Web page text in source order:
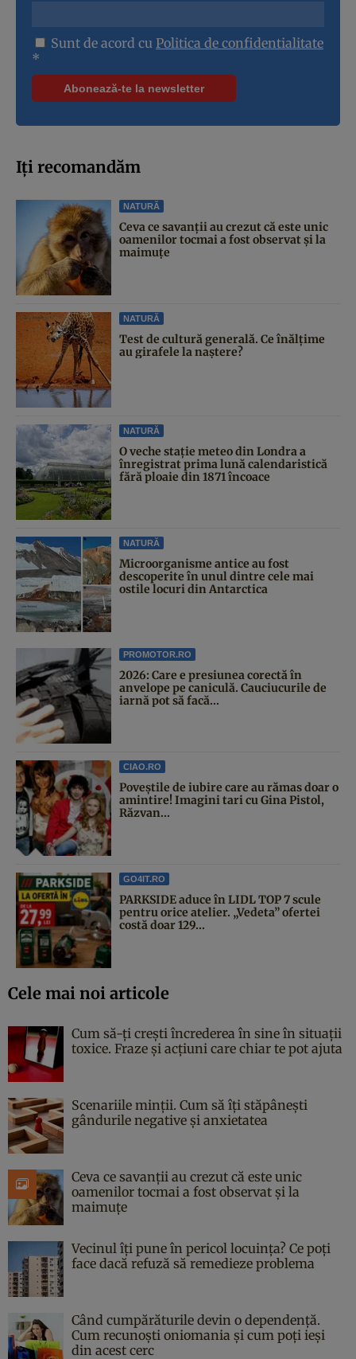
Sunt de acord cu Politica de confidentialitate
*
Iți recomandăm
NATURĂ
Ceva ce savanții au crezut că este unic
oamenilor tocmai a fost observat și la
maimuțe
NATURĂ
Test de cultură generală. Ce înălțime
au girafele la naștere?
NATURĂ
O veche stație meteo din Londra a
înregistrat prima lună calendaristică
fără ploaie din 1871 încoace
NATURĂ
Microorganisme antice au fost
descoperite în unul dintre cele mai
ostile locuri din Antarctica
PROMOTOR.RO
2026: Care e presiunea corectă în
anvelope pe caniculă. Cauciucurile de
iarnă pot să facă...
CIAO.RO
Poveştile de iubire care au rămas doar o
amintire! Imagini tari cu Gina Pistol,
Răzvan...
GO4IT.RO
PARKSIDE aduce în LIDL TOP 7 scule
pentru orice atelier. „Vedeta” ofertei
costă doar 129...
Cele mai noi articole
Cum să-ți crești încrederea în sine în situații
toxice. Fraze și acțiuni care chiar te pot ajuta
Scenariile minții. Cum să îți stăpânești
gândurile negative și anxietatea
Ceva ce savanții au crezut că este unic
oamenilor tocmai a fost observat și la
maimuțe
Vecinul îți pune în pericol locuința? Ce poți
face dacă refuză să remedieze problema
Când cumpărăturile devin o dependență.
Cum recunoști oniomania și cum poți ieși
din acest cerc